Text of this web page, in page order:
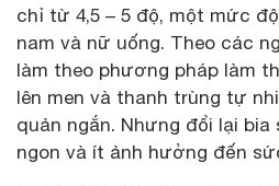
chỉ từ 4,5 – 5 độ, một mức
nam và nữ uống. Theo các
làm theo phương pháp làm
lên men và thanh trùng tự
quản ngắn. Nhưng đổi lại
ngon và ít ảnh hưởng đến